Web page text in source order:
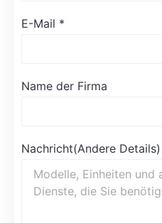
E-Mail *
Name der Firma
Nachricht(Andere Details)